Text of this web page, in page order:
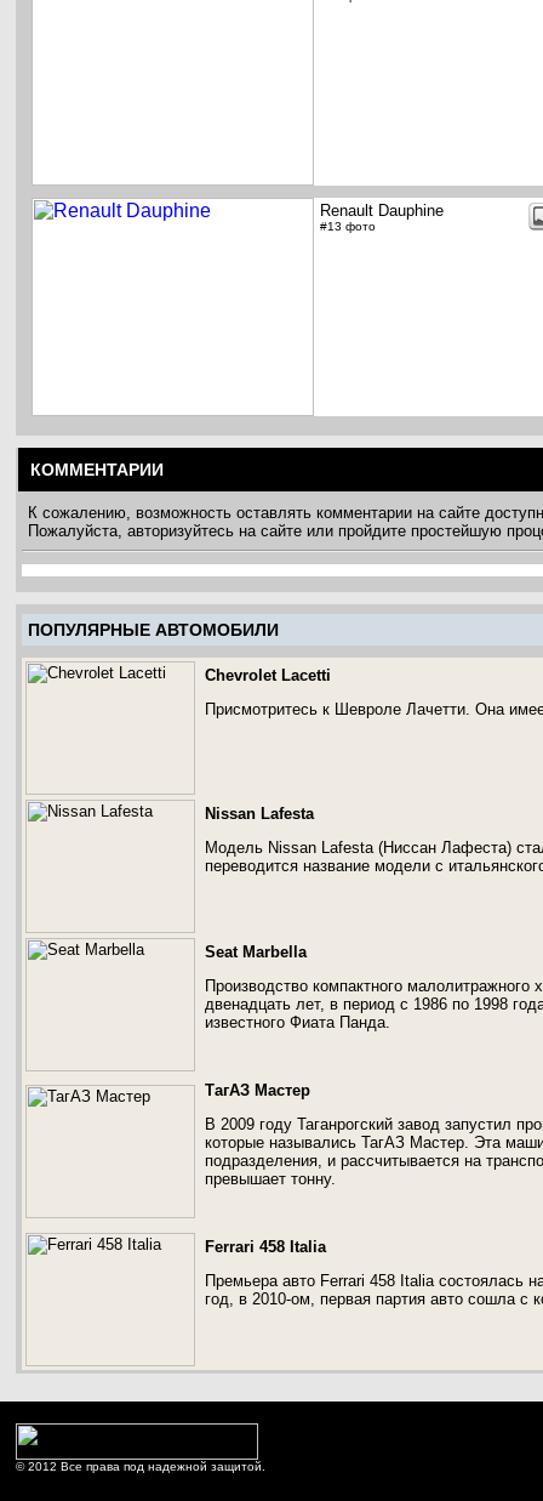
Renault Dauphine
#13 фото
КОММЕНТАРИИ
К сожалению, возможность оставлять комментарии на сайте
Пожалуйста, авторизуйтесь на сайте или пройдите простейшую
ПОПУЛЯРНЫЕ АВТОМОБИЛИ
Chevrolet Lacetti
Присмотритесь к Шевроле Лачетти. Она
Nissan Lafesta
Модель Nissan Lafesta (Ниссан Лафеста)
переводится название модели с
Seat Marbella
Производство компактного
двенадцать лет, в период с 1986 по 1998
известного Фиата Панда.
ТагАЗ Мастер
В 2009 году Таганрогский завод запустил
которые назывались ТагАЗ Мастер. Эта
подразделения, и рассчитывается на
превышает тонну.
Ferrari 458 Italia
Премьера авто Ferrari 458 Italia состоялась
год, в 2010-ом, первая партия авто сошла с
© 2012 Все права под надежной защитой.